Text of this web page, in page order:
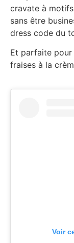
cravate à
sans être
dress code du
Et parfaite pour
fraises à la
Voir